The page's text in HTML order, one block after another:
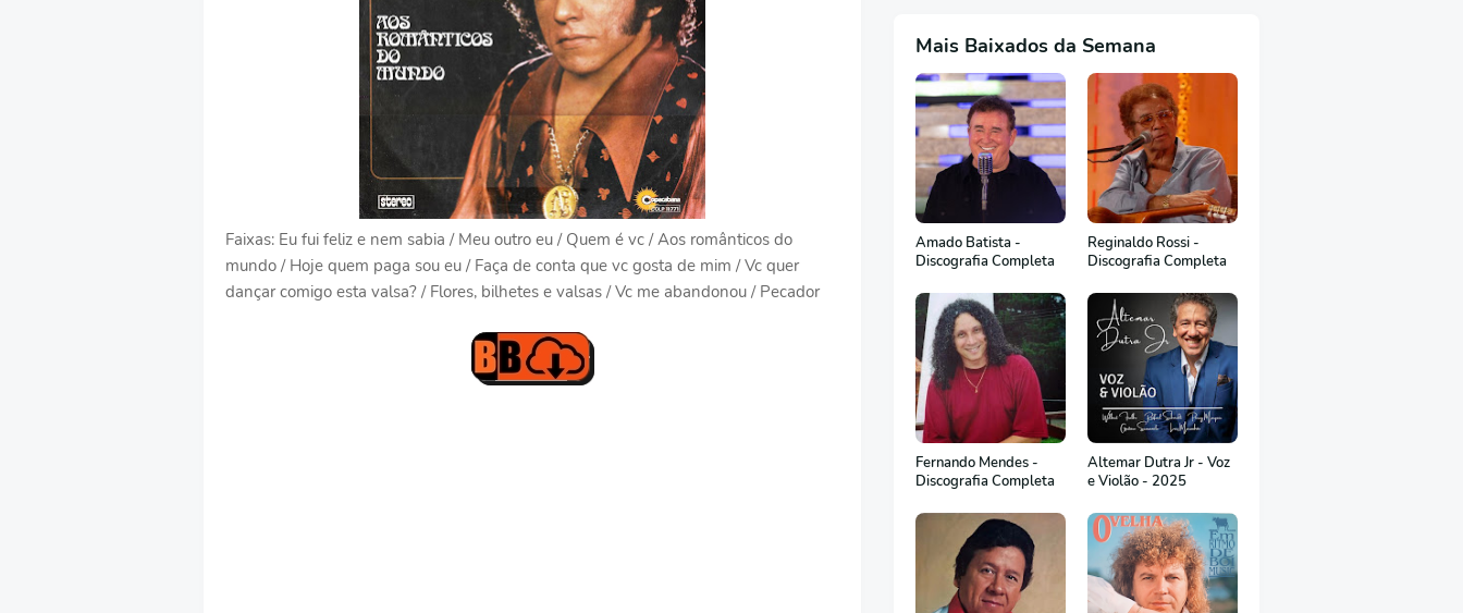
Faixas: Eu fui feliz e nem sabia / Meu outro eu / Quem é vc / Aos românticos do
mundo / Hoje quem paga sou eu / Faça de conta que vc gosta de mim / Vc quer
dançar comigo esta valsa? / Flores, bilhetes e valsas / Vc me abandonou / Pecador
Mais Baixados da Semana
Amado Batista -
Discografia Completa
Reginaldo Rossi -
Discografia Completa
Fernando Mendes -
Discografia Completa
Altemar Dutra Jr - Voz
e Violão - 2025